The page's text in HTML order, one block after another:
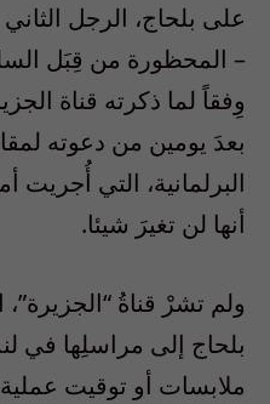
على بلحاج، الرجل الثاني
– المحظورة من قِبَل
وِفقاً لما ذكرته قناة
بعدَ يومين من دعوته
البرلمانية، التي
أنها لن تغيرَ شيئا.
ولم تشرْ قناةُ
بلحاج إلى مراسلِها في
ملابسات أو توقيت